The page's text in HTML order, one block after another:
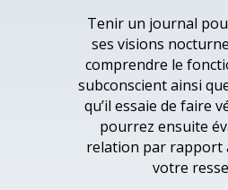
Tenir un journal
ses visions
comprendre le
subconscient ainsi
qu’il essaie de faire
pourrez ensuite
relation par rapport
votre